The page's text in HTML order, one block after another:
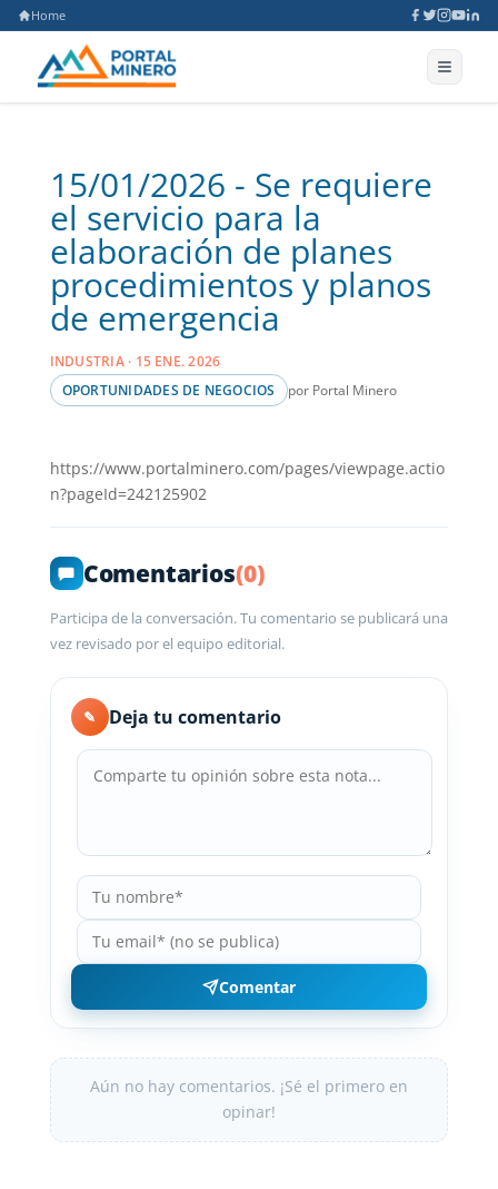
Home
15/01/2026 - Se requiere
el servicio para la
elaboración de planes
procedimientos y planos
de emergencia
INDUSTRIA · 15 ENE. 2026
OPORTUNIDADES DE NEGOCIOS
por Portal Minero
https://www.portalminero.com/pages/viewpage.actio
n?pageId=242125902
Comentarios(0)
Participa de la conversación. Tu comentario se publicará una
vez revisado por el equipo editorial.
✎ Deja tu comentario
Comentar
Aún no hay comentarios. ¡Sé el primero en
opinar!